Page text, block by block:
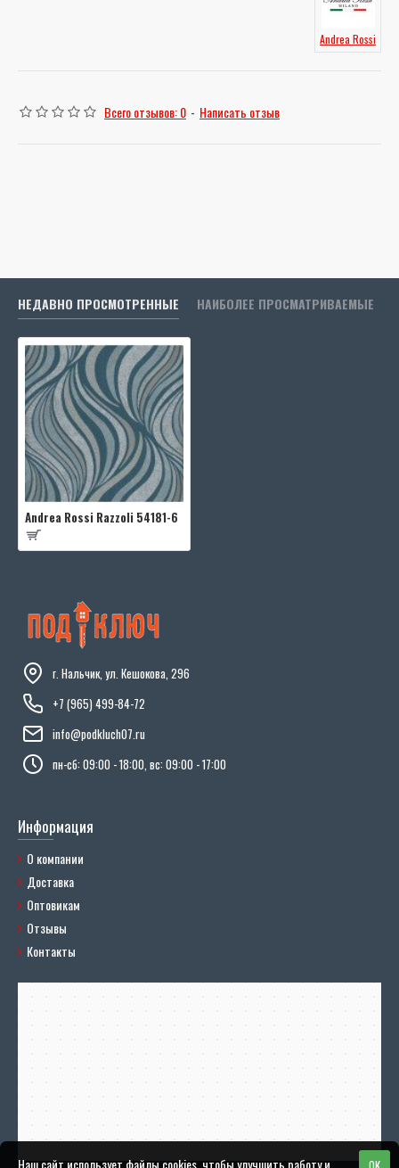
Andrea Rossi
Всего отзывов: 0 - Написать отзыв
НЕДАВНО ПРОСМОТРЕННЫЕ НАИБОЛЕЕ ПРОСМАТРИВАЕМЫЕ
Andrea Rossi Razzoli 54181-6
г. Нальчик, ул. Кешокова, 296
+7 (965) 499-84-72
info@podkluch07.ru
пн-сб: 09:00 - 18:00, вс: 09:00 - 17:00
Информация
О компании
Доставка
Оптовикам
Отзывы
Контакты
Наш сайт использует файлы cookies, чтобы улучшить работу и